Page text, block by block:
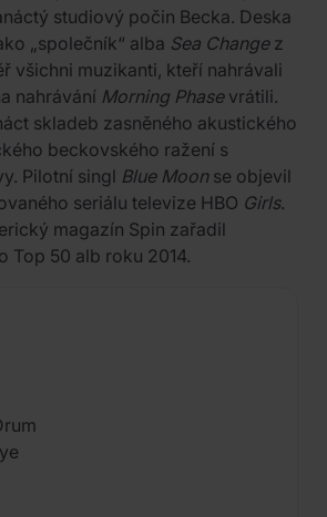
studiový počin Becka. Deska
„společník“ alba Sea Changez
všichni muzikanti, kteří nahrávali
nahrávání Morning Phasevrátili.
skladeb zasněného akustického
beckovského ražení s
Pilotní singl Blue Moonse objevil
seriálu televize HBO Girls.
magazín Spin zařadil
Top 50 alb roku 2014.